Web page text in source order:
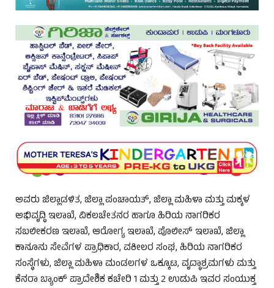
ಅವರು ಜಿಲ್ಲಾಡಳಿತ, ಜಿಲ್ಲಾ ಪಂಚಾಯತ್, ಜಿಲ್ಲಾ ಮಹಿಳಾ ಮತ್ತು ಮಕ್ಕಳ
ಅಭಿವೃದ್ಧಿ ಇಲಾಖೆ, ವಿಕಲಚೇತನರ ಹಾಗೂ ಹಿರಿಯ ನಾಗರಿಕರ
ಸಬಲೀಕರಣ ಇಲಾಖೆ, ಆರೋಗ್ಯ ಇಲಾಖೆ, ಪೊಲೀಸ್ ಇಲಾಖೆ, ಜಿಲ್ಲಾ
ಕಾನೂನು ಸೇವೆಗಳ ಪ್ರಾಧಿಕಾರ, ವಕೀಲರ ಸಂಘ, ಹಿರಿಯ ನಾಗರಿಕರ
ಸಂಸ್ಥೆಗಳು, ಜಿಲ್ಲಾ ಮಹಿಳಾ ಮಂಡಲಗಳ ಒಕ್ಕೂಟ, ವೃದ್ಧಾಶ್ರಮಗಳು ಮತ್ತು
ಕೆನರಾ ಬ್ಯಾಂಕ್ ಪ್ರಾದೇಶಿಕ ಕಚೇರಿ 1 ಮತ್ತು 2 ಉಡುಪಿ ಇವರ ಸಂಯುಕ್ತ